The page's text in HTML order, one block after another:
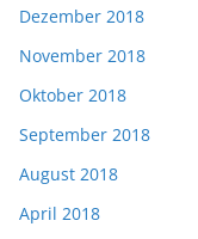
Dezember 2018
November 2018
Oktober 2018
September 2018
August 2018
April 2018